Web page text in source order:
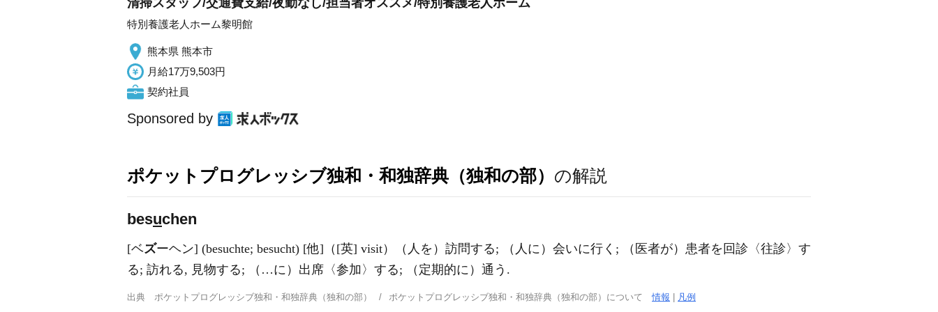
清掃スタッフ/交通費支給/夜勤なし/担当者オススメ/特別養護老人ホーム
特別養護老人ホーム黎明館
熊本県 熊本市
月給17万9,503円
契約社員
Sponsored by
ポケットプログレッシブ独和・和独辞典（独和の部） の解説
besuchen
[ベズーヘン] (besuchte; besucht) [他]（[英] visit）（人を）訪問する; （人に）会いに行く; （医者が）患者を回診〈往診〉す
る; 訪れる, 見物する; （…に）出席〈参加〉する; （定期的に）通う.
出典 ポケットプログレッシブ独和・和独辞典（独和の部） ポケットプログレッシブ独和・和独辞典（独和の部）について情報 | 凡例